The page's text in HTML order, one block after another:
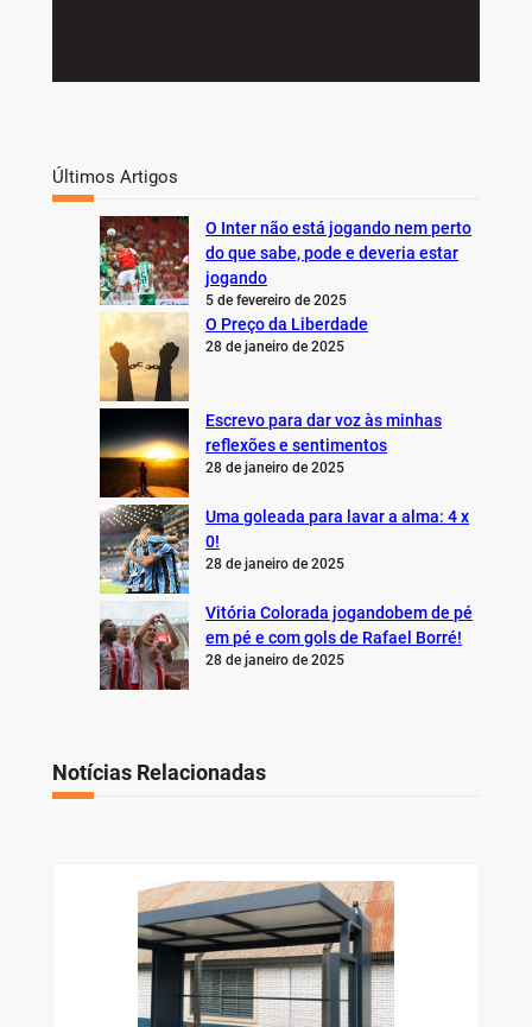
Últimos Artigos
O Inter não está jogando nem perto
do que sabe, pode e deveria estar
jogando
5 de fevereiro de 2025
O Preço da Liberdade
28 de janeiro de 2025
Escrevo para dar voz às minhas
reflexões e sentimentos
28 de janeiro de 2025
Uma goleada para lavar a alma: 4 x
0!
28 de janeiro de 2025
Vitória Colorada jogandobem de pé
em pé e com gols de Rafael Borré!
28 de janeiro de 2025
Notícias Relacionadas